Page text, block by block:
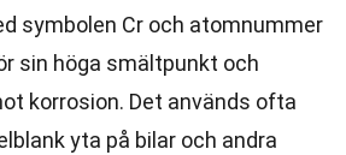
symbolen Cr och atomnummer
sin höga smältpunkt och
korrosion. Det används ofta
yta på bilar och andra